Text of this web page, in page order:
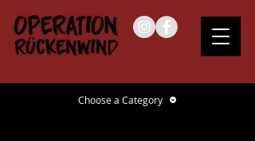
Choose a Category